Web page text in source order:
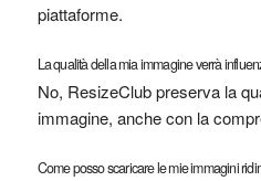
piattaforme.
La qualità della mia immagine verrà
No, ResizeClub preserva la
immagine, anche con la
Come posso scaricare le mie immagini